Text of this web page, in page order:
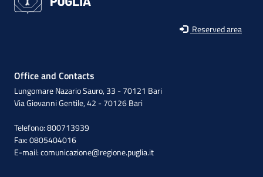
Reserved area
Office and Contacts
Lungomare Nazario Sauro, 33 - 70121 Bari
Via Giovanni Gentile, 42 - 70126 Bari
Telefono: 800713939
Fax: 0805404016
E-mail:comunicazione@regione.puglia.it